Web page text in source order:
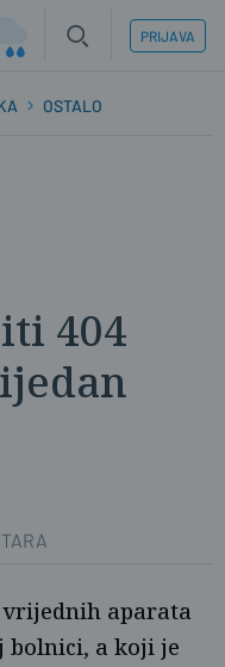
PRIJAVA
OSTALO
404
vrijednih aparata
bolnici, a koji je